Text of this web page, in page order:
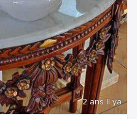
2 ans Il ya